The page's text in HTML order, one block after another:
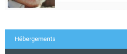
Hébergements